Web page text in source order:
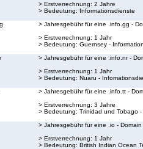
> Erstverrechnung: 2 Jahre
> Bedeutung: Informationsdienste
> Jahresgebühr für eine .info.gg -
> Erstverrechnung: 1 Jahr
> Bedeutung: Guernsey -
> Jahresgebühr für eine .info.nr -
> Erstverrechnung: 1 Jahr
> Bedeutung: Nuaru -
> Jahresgebühr für eine .info.tt -
> Erstverrechnung: 3 Jahre
> Bedeutung: Trinidad und Tobago
> Jahresgebühr für eine .io - Domain
> Erstverrechnung: 1 Jahr
> Bedeutung: British Indian Ocean